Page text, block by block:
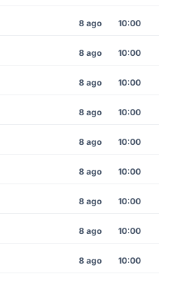
8 ago 10:00
8 ago 10:00
8 ago 10:00
8 ago 10:00
8 ago 10:00
8 ago 10:00
8 ago 10:00
8 ago 10:00
8 ago 10:00